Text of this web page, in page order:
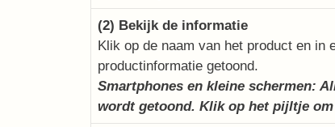
(2) Bekijk de informatie
Klik op de naam van het product en in
productinformatie getoond.
Smartphones en kleine schermen:
wordt getoond. Klik op het pijltje